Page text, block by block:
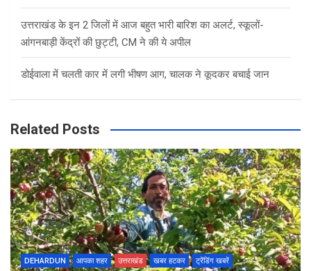
उत्तराखंड के इन 2 जिलों में आज बहुत भारी बारिश का अलर्ट, स्कूलों-
आंगनबाड़ी केंद्रों की छुट्टी, CM ने की ये अपील
डोईवाला में चलती कार में लगी भीषण आग, चालक ने कूदकर बचाई जान
Related Posts
DEHARDUN आपका शहर उत्तराखंड खबर हटकर
ट्रेंडिंग खबरें